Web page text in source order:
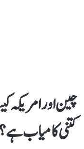
چین اور امریکہ
کتنی کامیاب ہے؟